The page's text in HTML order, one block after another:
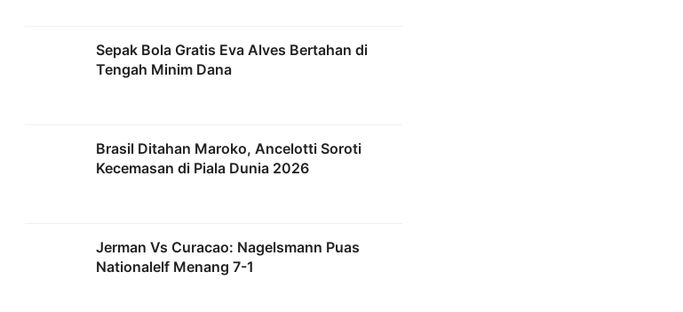
Sepak Bola Gratis Eva Alves Bertahan di
Tengah Minim Dana
Brasil Ditahan Maroko, Ancelotti Soroti
Kecemasan di Piala Dunia 2026
Jerman Vs Curacao: Nagelsmann Puas
Nationalelf Menang 7-1